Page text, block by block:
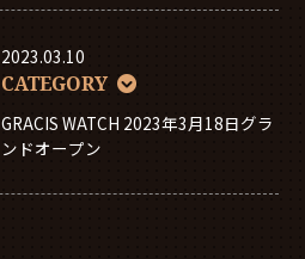
2023.03.10
CATEGORY
GRACIS WATCH 2023年3月18日グラ
ンドオープン